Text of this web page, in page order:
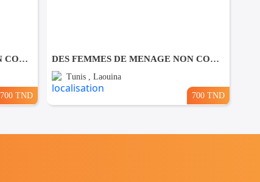
DES FEMMES DE MENAGE NON COUCHANTES A El Manar
700 TND
DES FEMMES DE MENAGE NON COUCHANTES A Laouina
Tunis , Laouina
700 TND